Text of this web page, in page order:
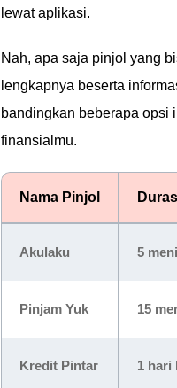
lewat aplikasi.
Nah, apa saja pinjol yang
lengkapnya beserta
bandingkan beberapa opsi
finansialmu.
Nama Pinjol
Akulaku 5
Pinjam Yuk 15
Kredit Pintar 1 hari